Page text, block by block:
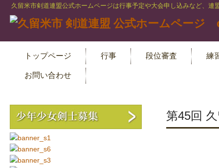
久留米市剣道連盟公式ホームページは行事予定や大会申し込みなど、
トップページ 行事 段位審査 練
お問い合わせ
第45回